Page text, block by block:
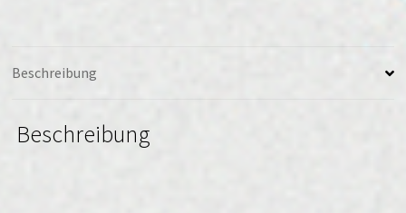
Beschreibung
Beschreibung